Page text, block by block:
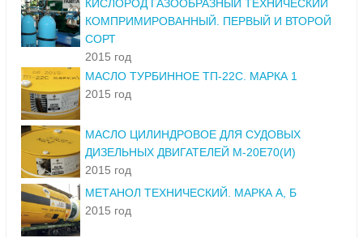
КИСЛОРОД ГАЗООБРАЗНЫЙ ТЕХНИЧЕСКИЙ
КОМПРИМИРОВАННЫЙ. ПЕРВЫЙ И ВТОРОЙ
СОРТ
2015 год
МАСЛО ТУРБИННОЕ ТП-22С. МАРКА 1
2015 год
МАСЛО ЦИЛИНДРОВОЕ ДЛЯ СУДОВЫХ
ДИЗЕЛЬНЫХ ДВИГАТЕЛЕЙ М-20Е70(И)
2015 год
МЕТАНОЛ ТЕХНИЧЕСКИЙ. МАРКА А, Б
2015 год